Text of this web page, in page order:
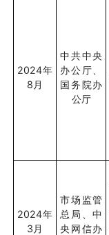
2024年
8 月
中共中央
办公厅、
国务院办
公厅
2024年
3 月
市场监管
总局、中
央网信办